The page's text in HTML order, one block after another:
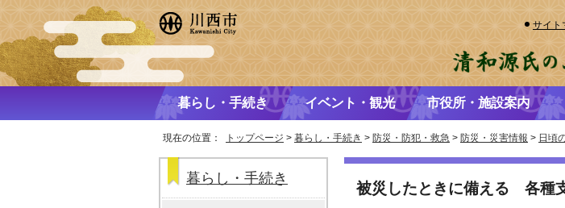
サイト
暮らし・手続き イベント・観光 市役所・施設案内
現在の位置： トップページ > 暮らし・手続き > 防災・防犯・救急 > 防災・災害情報 > 日頃
被災したときに備える 各種
暮らし・手続き